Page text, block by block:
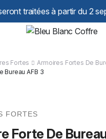
à partir du 2
Fortes
Armoires Fortes De
Bureau AFB 3
FORTES
Forte De
des cookies